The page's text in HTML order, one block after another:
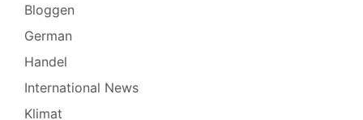
Bloggen
German
Handel
International News
Klimat